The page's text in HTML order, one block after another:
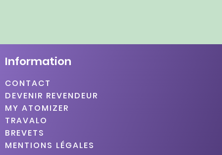
Information
CONTACT
DEVENIR REVENDEUR
MY ATOMIZER
TRAVALO
BREVETS
MENTIONS LÉGALES